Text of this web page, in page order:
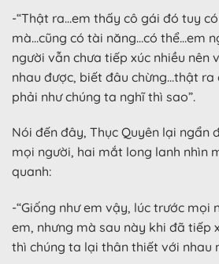
-“Thật ra…em thấy cô gái đó tuy
mà…cũng có tài năng…có thể…em
người vẫn chưa tiếp xúc nhiều nên
nhau được, biết đâu chừng…thật ra
phải như chúng ta nghĩ thì sao”.
Nói đến đây, Thục Quyên lại ngẩn
mọi người, hai mắt long lanh nhìn
quanh:
-“Giống như em vậy, lúc trước mọi
em, nhưng mà sau này khi đã tiếp
thì chúng ta lại thân thiết với nhau